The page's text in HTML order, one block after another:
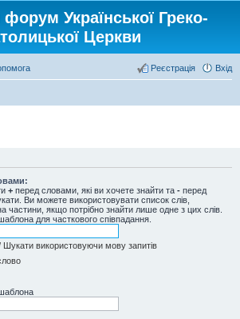
Української Греко-
Церкви
Вхід
Реєстрація
+ перед словами, які ви хочете знайти та - перед
Ви можете використовувати список слів,
частини, якщо потрібно знайти лише одне з цих слів.
для часткового співпадання.
Шукати використовуючи мову запитів